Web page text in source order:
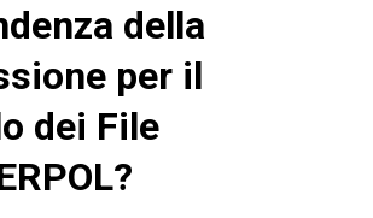
della
per il
dei File